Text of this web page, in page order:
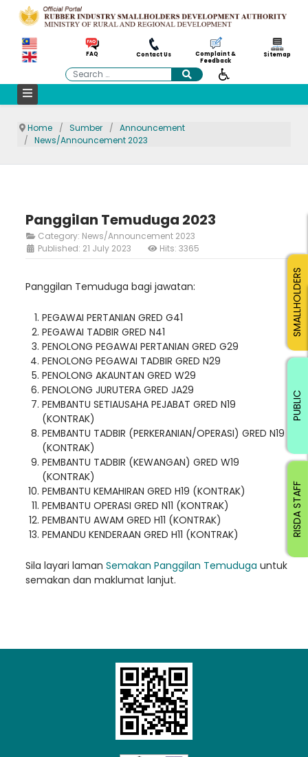
FAQ Contact Us
Complaint &
Feedback
Sitemap
Search
Home Sumber
Announcement
News/Announcement 2023
Panggilan Temuduga 2023
Category: News/Announcement 2023
Published: 21 July 2023
Hits: 3365
Panggilan Temuduga bagi jawatan:
PEGAWAI PERTANIAN GRED G41
PEGAWAI TADBIR GRED N41
PENOLONG PEGAWAI PERTANIAN GRED G29
PENOLONG PEGAWAI TADBIR GRED N29
PENOLONG AKAUNTAN GRED W29
PENOLONG JURUTERA GRED JA29
PEMBANTU SETIAUSAHA PEJABAT GRED N19
(KONTRAK)
PEMBANTU TADBIR (PERKERANIAN/OPERASI) GRED N19
(KONTRAK)
PEMBANTU TADBIR (KEWANGAN) GRED W19
(KONTRAK)
PEMBANTU KEMAHIRAN GRED H19 (KONTRAK)
PEMBANTU OPERASI GRED N11 (KONTRAK)
PEMBANTU AWAM GRED H11 (KONTRAK)
PEMANDU KENDERAAN GRED H11 (KONTRAK)
Sila layari laman Semakan Panggilan Temuduga untuk
semakan dan maklumat lanjut.
Loading AiRIS...
RISDA STAFF
SMALLHOLDERS
PUBLIC